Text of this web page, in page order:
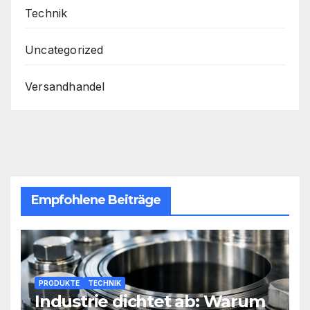
Technik
Uncategorized
Versandhandel
Empfohlene Beiträge
PRODUKTE TECHNIK
Industrie dichtet ab: Warum